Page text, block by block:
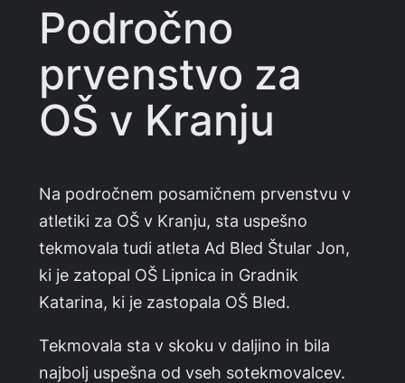
Področno
prvenstvo za
OŠ v Kranju
Na področnem posamičnem prvenstvu v
atletiki za OŠ v Kranju, sta uspešno
tekmovala tudi atleta Ad Bled Štular Jon,
ki je zatopal OŠ Lipnica in Gradnik
Katarina, ki je zastopala OŠ Bled.
Tekmovala sta v skoku v daljino in bila
najbolj uspešna od vseh sotekmovalcev.